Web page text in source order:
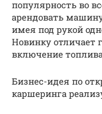
популярность во
арендовать
имея под рукой
Новинку отличает
включение
Бизнес-идея по
каршеринга